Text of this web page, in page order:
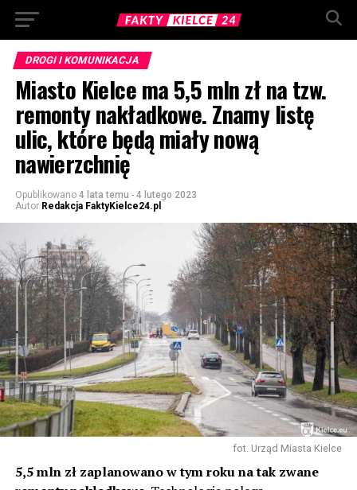
DROGI I KOMUNIKACJA
Miasto Kielce ma 5,5 mln zł na tzw.
remonty nakładkowe. Znamy listę
ulic, które będą miały nową
nawierzchnię
Opublikowano 4 lata temu - 4 lutego 2023
Autor Redakcja FaktyKielce24.pl
fot. Urząd Miasta Kielce
5,5 mln zł zaplanowano w tym roku na tak zwane